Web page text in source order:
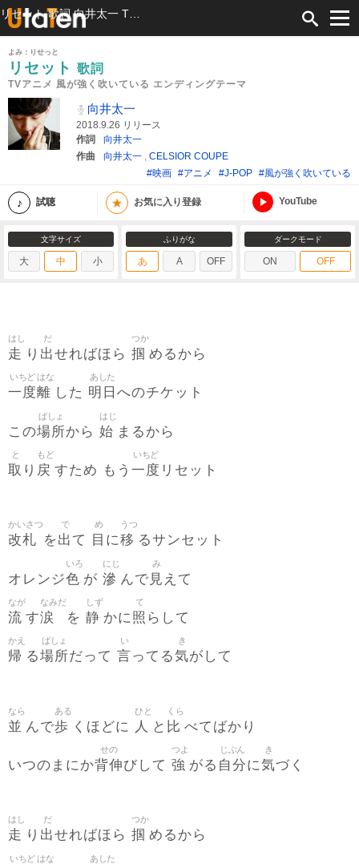
よみ：りせっと
リセット 歌詞
TVアニメ 風が強く吹いている エンディングテーマ
向井太一
2018.9.26 リリース
作詞
向井太一
作曲
向井太一 , CELSIOR COUPE
#映画 #アニメ #J-POP #風が強く吹いている
試聴 ★ お気に入り登録 YouTube
文字サイズ
大 中 小
ふりがな
あ A OFF
ダークモード
ON OFF
走
はし
り 出
だ
せればほら 掴
つか
めるから
一度
いちど
離
はな
した 明日
あした
へのチケット
この場所
ばしょ
から 始
はじ
まるから
取
と
り 戻
もど
すため もう 一度
いちど
リセット
改札
かいさつ
を出
で
て 目
め
に移
うつ
るサンセット
オレンジ色
いろ
が 滲
にじ
んで 見
み
えて
流
なが
す涙
なみだ
を 静
しず
かに照
て
らして
帰
かえ
る場所
ばしょ
だって 言
い
ってる気
き
がして
並
なら
んで歩
ある
くほどに 人
ひと
と 比
くら
べてばかり
いつのまにか背伸
せの
びして 強
つよ
がる 自分
じぶん
に気
き
づく
走
はし
り 出
だ
せればほら 掴
つか
めるから
いちど はな あした